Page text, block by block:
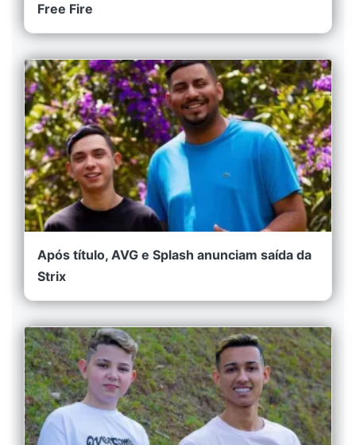
Free Fire
Após título, AVG e Splash anunciam saída da
Strix